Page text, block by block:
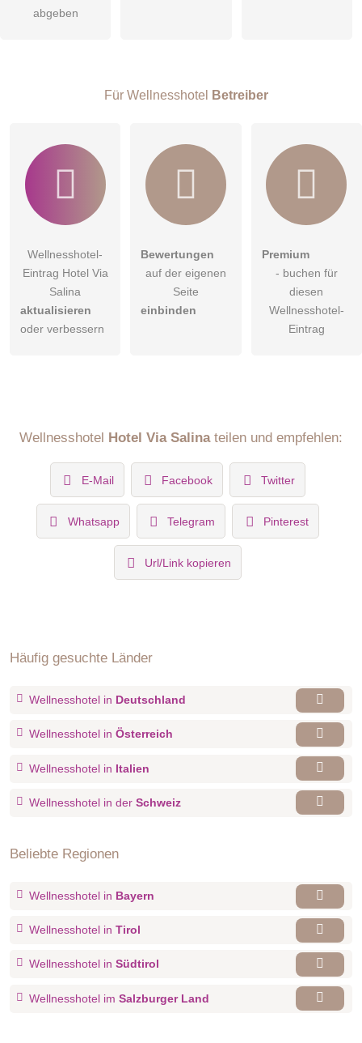
Besucher sichtbar
abgeben
Für Wellnesshotel Betreiber
Wellnesshotel-
Eintrag Hotel Via
Salina
aktualisieren
oder verbessern
Bewertungen
auf der eigenen
Seite
einbinden
Premium
- buchen für
diesen
Wellnesshotel-
Eintrag
Wellnesshotel Hotel Via Salinateilen und empfehlen:
E-Mail Facebook Twitter
Whatsapp Telegram Pinterest
Url/Link kopieren
Häufig gesuchte Länder
Wellnesshotel in Deutschland
Wellnesshotel in Österreich
Wellnesshotel in Italien
Wellnesshotel in der Schweiz
Beliebte Regionen
Wellnesshotel in Bayern
Wellnesshotel in Tirol
Wellnesshotel in Südtirol
Wellnesshotel im Salzburger Land